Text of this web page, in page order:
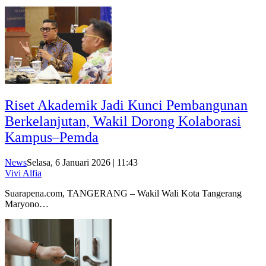
Riset Akademik Jadi Kunci Pembangunan
Berkelanjutan, Wakil Dorong Kolaborasi
Kampus–Pemda
NewsSelasa, 6 Januari 2026 | 11:43
Vivi Alfia
Suarapena.com, TANGERANG – Wakil Wali Kota Tangerang
Maryono…